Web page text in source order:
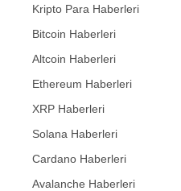
Kripto Para Haberleri
Bitcoin Haberleri
Altcoin Haberleri
Ethereum Haberleri
XRP Haberleri
Solana Haberleri
Cardano Haberleri
Avalanche Haberleri